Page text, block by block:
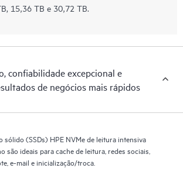
15,36 TB e 30,72 TB.
confiabilidade excepcional e
de negócios mais rápidos
sólido (SSDs) HPE NVMe de leitura intensiva
são ideais para cache de leitura, redes sociais,
e-mail e inicialização/troca.